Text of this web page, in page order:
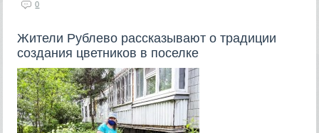
0
Жители Рублево рассказывают о традиции
создания цветников в поселке